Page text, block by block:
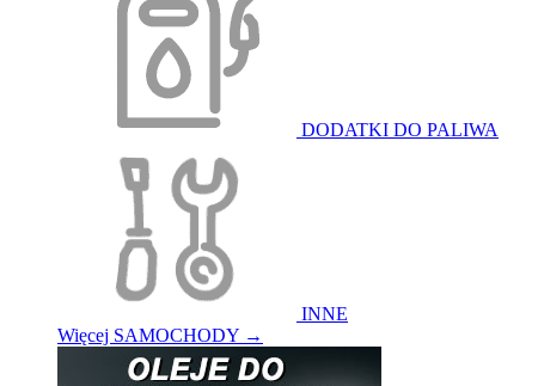
DODATKI DO PALIWA
INNE
Więcej SAMOCHODY →